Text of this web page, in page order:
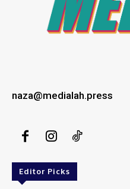
naza@medialah.press
Editor Picks